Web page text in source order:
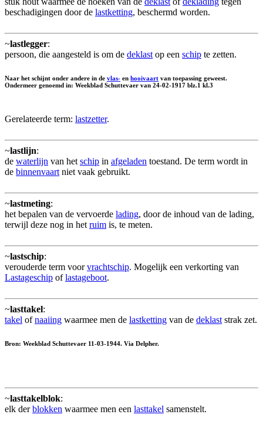
beschadigingen door de lastketting, beschermd worden.
~lastlegger:
persoon, die aangesteld is om de deklast op een schip te zetten.
Naar het schijnt onder andere in de vlas- en hooivaart van toepassing geweest.
Ondermeer genoemd in: Weekblad Schuttevaer van 24-02-1917 blz.1 kl.3
Gerelateerde term: lastzetter.
~lastlijn:
de waterlijn van het schip in afgeladen toestand. De term wordt in
de binnenvaart niet vaak gebruikt.
~lastmeting:
het bepalen van de vervoerde lading, door de inhoud van de lading,
terwijl deze nog in het ruim is, te meten.
~lastschip:
verouderde term voorvrachtschip. Mogelijk een verkorting van
Lastageschip oflastageboot.
~lasttakel:
takel ofnaaiing waarmee men de lastketting van de deklast strak zet.
Bron: Weekblad Schuttevaer 11-03-1944. Via Delpher.
~lasttakelblok:
elk derblokken waarmee men een lasttakel samenstelt.